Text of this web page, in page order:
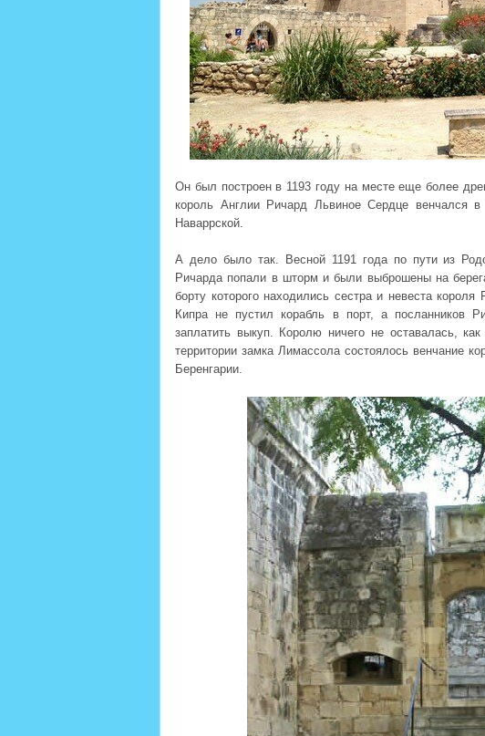
Он был построен в 1193 году на месте еще более
король Англии Ричард Львиное Сердце венчался
Наваррской.
А дело было так. Весной 1191 года по пути из
Ричарда попали в шторм и были выброшены на
борту которого находились сестра и невеста
Кипра не пустил корабль в порт, а посланников
заплатить выкуп. Королю ничего не оставалась,
территории замка Лимассола состоялось венчание
Беренгарии.